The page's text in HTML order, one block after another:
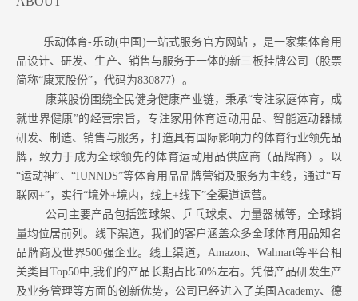
乐动体育-乐动(中国)一站式服务官方网站 ，是一家集体育用
品设计、研发、生产、销售与服务于一体的新三板挂牌公司（股票
简称“康莱股份”，代码为830877）。
康莱股份围绕全民健身健康产业链，秉承“专注家庭体育，成
就世界健康”的经营宗旨，专注家用体育运动用品、智能运动器械
研发、制造、销售与服务，打造具有国际影响力的体育行业领先品
牌，致力于成为全球领先的体育运动用品供应商（品牌商）。以
“运动神”、“IUNNDS”等体育用品品牌营销及服务为主线，通过“互
联网+”，实行“境外+境内，线上+线下”全渠道运营。
公司主要产品包括篮球架、乒乓球桌、力量器械等，全球销
量均位居前列。 线下渠道，我们的客户涵盖众多全球体育用品知名
品牌商及世界500强企业。 线上渠道，Amazon、Walmart等平台相
关类目Top50中,我们的产品长期占比50%左右。凭借产品研发生产
及业务管理等方面的创新优势，公司已经进入了美国Academy、德